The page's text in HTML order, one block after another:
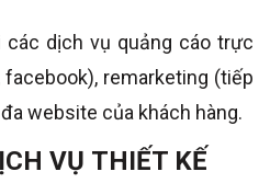
các dịch vụ quảng cáo trực
remarketing (tiếp
website của khách hàng.
VỤ THIẾT KẾ